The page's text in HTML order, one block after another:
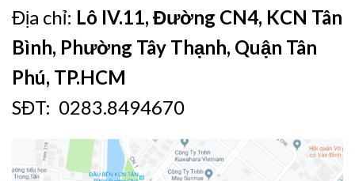
Địa chỉ: Lô IV.11, Đường CN4, KCN Tân
Bình, Phường Tây Thạnh, Quận Tân
Phú, TP.HCM
SĐT: 0283.8494670